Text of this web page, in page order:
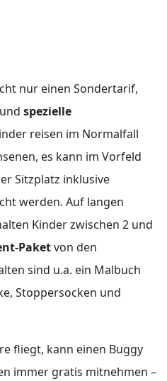
nur einen Sondertarif,
und spezielle
reisen im Normalfall
es kann im Vorfeld
Sitzplatz inklusive
werden. Auf langen
Kinder zwischen 2 und
Paketvon den
sind u.a. ein Malbuch
Stoppersocken und
fliegt, kann einen Buggy
immer gratis mitnehmen –